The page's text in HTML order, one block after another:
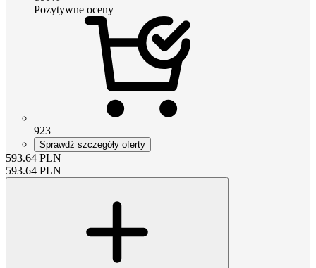
Pozytywne oceny
923
Sprawdź szczegóły oferty
593.64 PLN
593.64 PLN